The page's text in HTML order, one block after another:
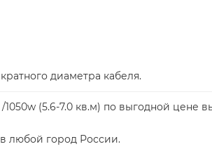
диаметра кабеля.
1050w (5.6-7.0 кв.м) по выгодной
любой город России.